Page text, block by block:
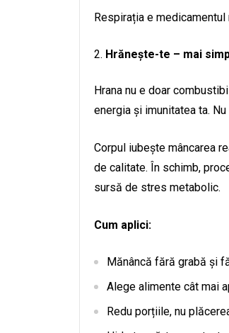
Respirația e
Hrănește-te – mai
Hrana nu e doar
energia și imunitatea ta.
Corpul iubește mâncarea
de calitate. În schimb,
sursă de stres metabolic.
Cum aplici:
Mănâncă fără grabă și
Alege alimente cât mai
Redu porțiile, nu